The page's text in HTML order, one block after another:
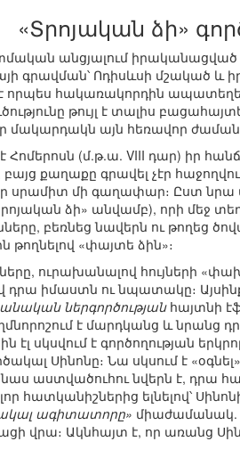
«Տրոյական ձի»
անցյալում
գրավման՝ Ոդիսևսի մշակած և
հակառակորդին
թույլ է տալիս
մակարդակն այն հեռավոր
Հոմերոսն (մ.թ.ա. VIII դար) իր
քաղաքը գրավել չէր
սրամիտ մի գաղափար։ Ըստ
ձի» անվամբ), որի մեջ
բեռնեց նավերն ու թողեց
թողնելով «փայտե ձին»։
ուրախանալով հույների
դրա իմաստն ու նպատակը։
ներգործությանհայտնի
է մարդկանց և նրանց
էլ սկսվում է գործողության
Սինոնը։ Նա սկսում է
աստվածուհու նվերն է, դրա
հատկանիշներից ելնելով՝
ագիտատորը» միաժամանակ.
վրա։ Ակնհայտ է, որ առանց